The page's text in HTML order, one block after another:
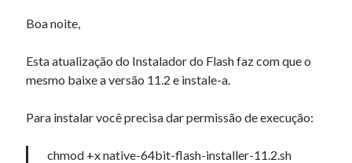
2
15 16 17 18 19 20 21
29 30 31
« set nov »
Boa noite,
Esta atualização do Instalador do Flash faz com que o
mesmo baixe a versão 11.2 e instale-a.
Para instalar você precisa dar permissão de execução:
chmod +x native-64bit-flash-installer-11.2.sh